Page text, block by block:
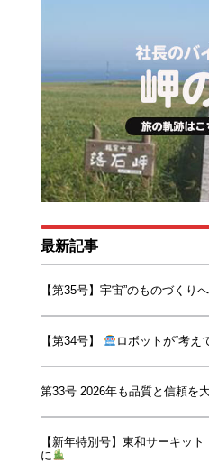
最新記事
【第35号】宇宙”のものづくりへ
【第34号】 ロボットが“考え
第33号 2026年も品質と信頼を
【新年特別号】東和サーキッ
に